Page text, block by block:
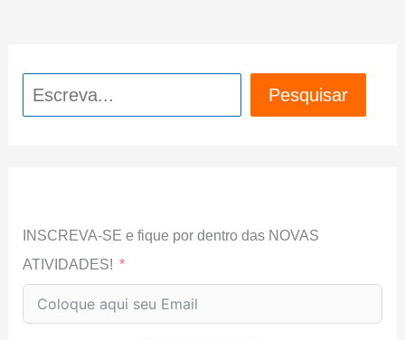
Pesquisar Pesquisar
INSCREVA-SE e fique por dentro das NOVAS
ATIVIDADES!